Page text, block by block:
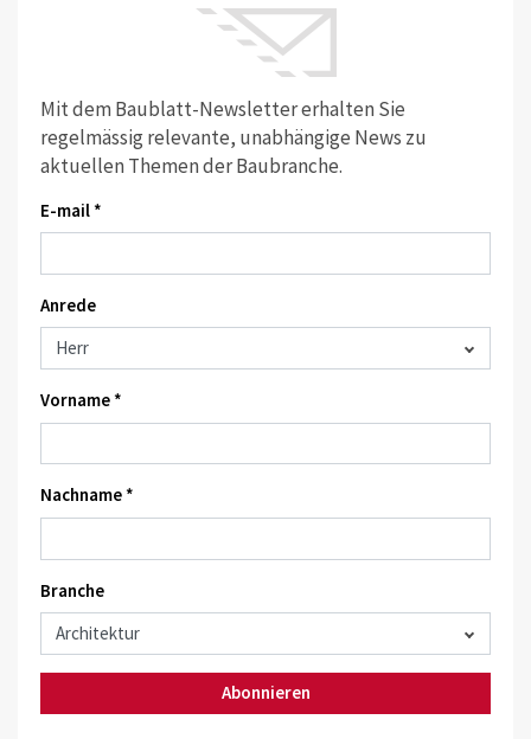
Mit dem Baublatt-Newsletter erhalten Sie
regelmässig relevante, unabhängige News zu
aktuellen Themen der Baubranche.
E-mail *
Anrede
Vorname *
Nachname *
Branche
Abonnieren